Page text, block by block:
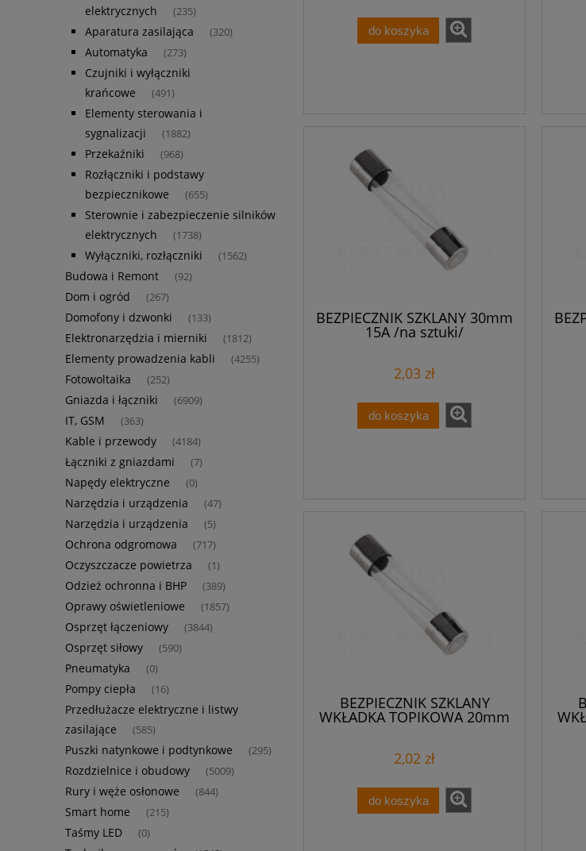
elektrycznych
(235)
Aparatura zasilająca (320)
Automatyka (273)
Czujniki i wyłączniki
krańcowe
(491)
Elementy sterowania i
sygnalizacji
(1882)
Przekaźniki (968)
Rozłączniki i podstawy
bezpiecznikowe
(655)
Sterownie i zabezpieczenie silników
elektrycznych
(1738)
Wyłączniki, rozłączniki (1562)
Budowa i Remont (92)
Dom i ogród (267)
Domofony i dzwonki (133)
Elektronarzędzia i mierniki (1812)
Elementy prowadzenia kabli (4255)
Fotowoltaika (252)
Gniazda i łączniki (6909)
IT, GSM (363)
Kable i przewody (4184)
Łączniki z gniazdami (7)
Napędy elektryczne (0)
Narzędzia i urządzenia (47)
Narzędzia i urządzenia (5)
Ochrona odgromowa (717)
Oczyszczacze powietrza (1)
Odzież ochronna i BHP (389)
Oprawy oświetleniowe (1857)
Osprzęt łączeniowy (3844)
Osprzęt siłowy (590)
Pneumatyka (0)
Pompy ciepła (16)
Przedłużacze elektryczne i listwy
zasilające
(585)
Puszki natynkowe i podtynkowe (295)
Rozdzielnice i obudowy (5009)
Rury i węże osłonowe (844)
Smart home (215)
Taśmy LED (0)
do koszyka
BEZPIECZNIK SZKLANY 30mm
15A /na sztuki/
2,03 zł
do koszyka
BEZPIECZNIK SZKLANY
WKŁADKA TOPIKOWA 20mm
2,02 zł
do koszyka